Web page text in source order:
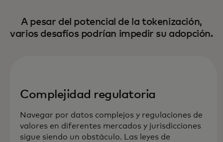
A pesar del potencial de la tokenización,
varios desafíos podrían impedir su adopción.
Complejidad regulatoria
Navegar por datos complejos y regulaciones de
valores en diferentes mercados y jurisdicciones
sigue siendo un obstáculo. Las leyes de